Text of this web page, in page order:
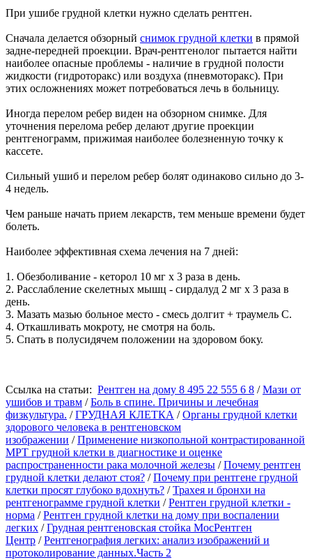
При ушибе грудной клетки нужно сделать рентген.
Сначала делается обзорный снимок грудной клетки в прямой
задне-передней проекции. Врач-рентгенолог пытается найти
наиболее опасные проблемы - наличие в грудной полости
жидкости (гидроторакс) или воздуха (пневмоторакс). При
этих осложнениях может потребоваться лечь в больницу.
Иногда перелом ребер виден на обзорном снимке. Для
уточнения перелома ребер делают другие проекции
рентгенограмм, прижимая наиболее болезненную точку к
кассете.
Сильный ушиб и перелом ребер болят одинаково сильно до 3-
4 недель.
Чем раньше начать прием лекарств, тем меньше времени будет
болеть.
Наиболее эффективная схема лечения на 7 дней:
1. Обезболивание - кеторол 10 мг х 3 раза в день.
2. Расслабление скелетных мышц - сирдалуд 2 мг х 3 раза в
день.
3. Мазать мазью больное место - смесь долгит + траумель С.
4. Откашливать мокроту, не смотря на боль.
5. Спать в полусидячем положении на здоровом боку.
Ссылка на статьи: Рентген на дому 8 495 22 555 6 8 /Мази от
ушибов и травм /Боль в спине. Причины и лечебная
физкультура. /ГРУДНАЯ КЛЕТКА /Органы грудной клетки
здорового человека в рентгеновском
изображении /Применение низкопольной контрастированной
МРТ грудной клетки в диагностике и оценке
распространенности рака молочной железы /Почему рентген
грудной клетки делают стоя? /Почему при рентгене грудной
клетки просят глубоко вдохнуть? /Трахея и бронхи на
рентгенограмме грудной клетки /Рентген грудной клетки -
норма /Рентген грудной клетки на дому при воспалении
легких /Грудная рентгеновская стойка МосРентген
Центр /Рентгенография легких: анализ изображений и
протоколирование данных.Часть 2